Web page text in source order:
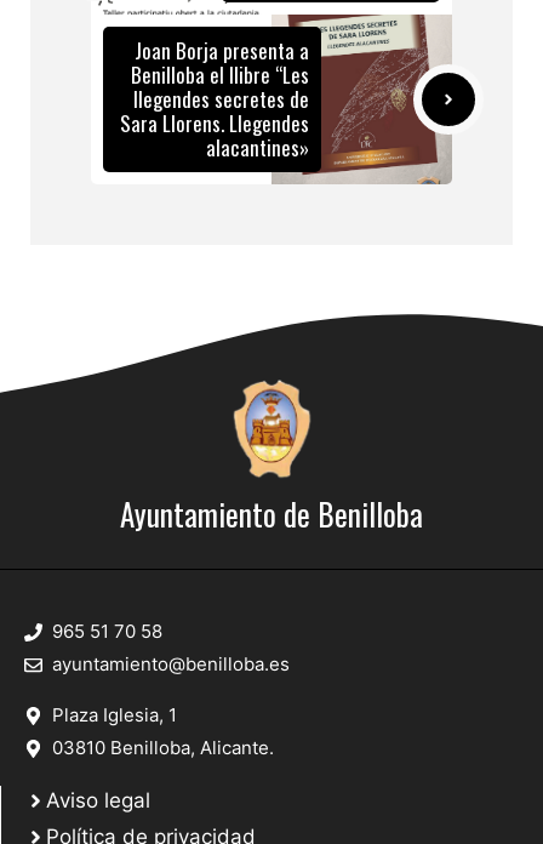
Joan Borja presenta a
Benilloba el llibre “Les
llegendes secretes de
Sara Llorens. Llegendes
alacantines»
Ayuntamiento de Benilloba
965 51 70 58
ayuntamiento@benilloba.es
Plaza Iglesia, 1
03810 Benilloba, Alicante.
Aviso legal
Política de privacidad